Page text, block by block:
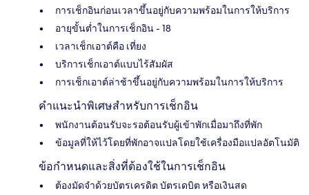
การเช็กอินก่อนเวลาขึ้นอยู่กับความพร้อมในการให้บริการ
อายุขั้นต่ำในการเช็กอิน - 18
เวลาเช็กเอาต์คือ เที่ยง
บริการเช็กเอาต์แบบไร้สัมผัส
การเช็กเอาต์ล่าช้าขึ้นอยู่กับความพร้อมในการให้บริการ
คำแนะนำพิเศษสำหรับการเช็กอิน
พนักงานต้อนรับจะรอต้อนรับผู้เข้าพักเมื่อมาถึงที่พัก
ข้อมูลที่ให้ไว้โดยที่พักอาจแปลโดยใช้เครื่องมือแปลอัตโนมัติ
ข้อกำหนดและสิ่งที่ต้องใช้ในการเช็กอิน
ต้องมัดจำด้วยบัตรเครดิต บัตรเดบิต หรือเงินสด